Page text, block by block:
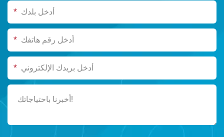
*
*
*